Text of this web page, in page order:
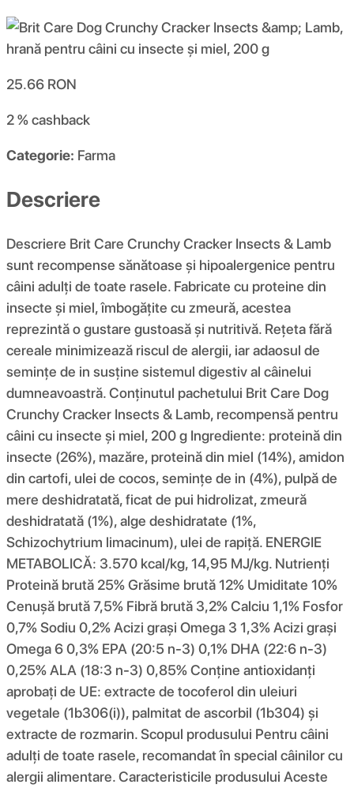
25.66 RON
2 %cashback
Categorie: Farma
Descriere
Descriere Brit Care Crunchy Cracker Insects & Lamb
sunt recompense sănătoase și hipoalergenice pentru
câini adulți de toate rasele. Fabricate cu proteine ​​din
insecte și miel, îmbogățite cu zmeură, acestea
reprezintă o gustare gustoasă și nutritivă. Rețeta fără
cereale minimizează riscul de alergii, iar adaosul de
semințe de in susține sistemul digestiv al câinelui
dumneavoastră. Conținutul pachetului Brit Care Dog
Crunchy Cracker Insects & Lamb, recompensă pentru
câini cu insecte și miel, 200 g Ingrediente: proteină din
insecte (26%), mazăre, proteină din miel (14%), amidon
din cartofi, ulei de cocos, semințe de in (4%), pulpă de
mere deshidratată, ficat de pui hidrolizat, zmeură
deshidratată (1%), alge deshidratate (1%,
Schizochytrium limacinum), ulei de rapiță. ENERGIE
METABOLICĂ: 3.570 kcal/kg, 14,95 MJ/kg. Nutrienți
Proteină brută 25% Grăsime brută 12% Umiditate 10%
Cenușă brută 7,5% Fibră brută 3,2% Calciu 1,1% Fosfor
0,7% Sodiu 0,2% Acizi grași Omega 3 1,3% Acizi grași
Omega 6 0,3% EPA (20:5 n-3) 0,1% DHA (22:6 n-3)
0,25% ALA (18:3 n-3) 0,85% Conține antioxidanți
aprobați de UE: extracte de tocoferol din uleiuri
vegetale (1b306(i)), palmitat de ascorbil (1b304) și
extracte de rozmarin. Scopul produsului Pentru câini
adulți de toate rasele, recomandat în special câinilor cu
alergii alimentare. Caracteristicile produsului Aceste